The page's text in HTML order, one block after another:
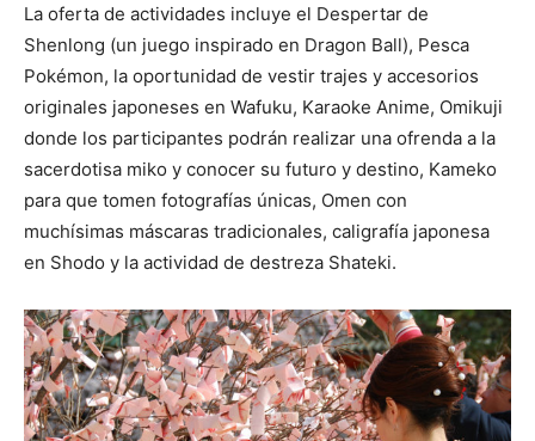
La oferta de actividades incluye el Despertar de
Shenlong (un juego inspirado en Dragon Ball), Pesca
Pokémon, la oportunidad de vestir trajes y accesorios
originales japoneses en Wafuku, Karaoke Anime, Omikuji
donde los participantes podrán realizar una ofrenda a la
sacerdotisa miko y conocer su futuro y destino, Kameko
para que tomen fotografías únicas, Omen con
muchísimas máscaras tradicionales, caligrafía japonesa
en Shodo y la actividad de destreza Shateki.